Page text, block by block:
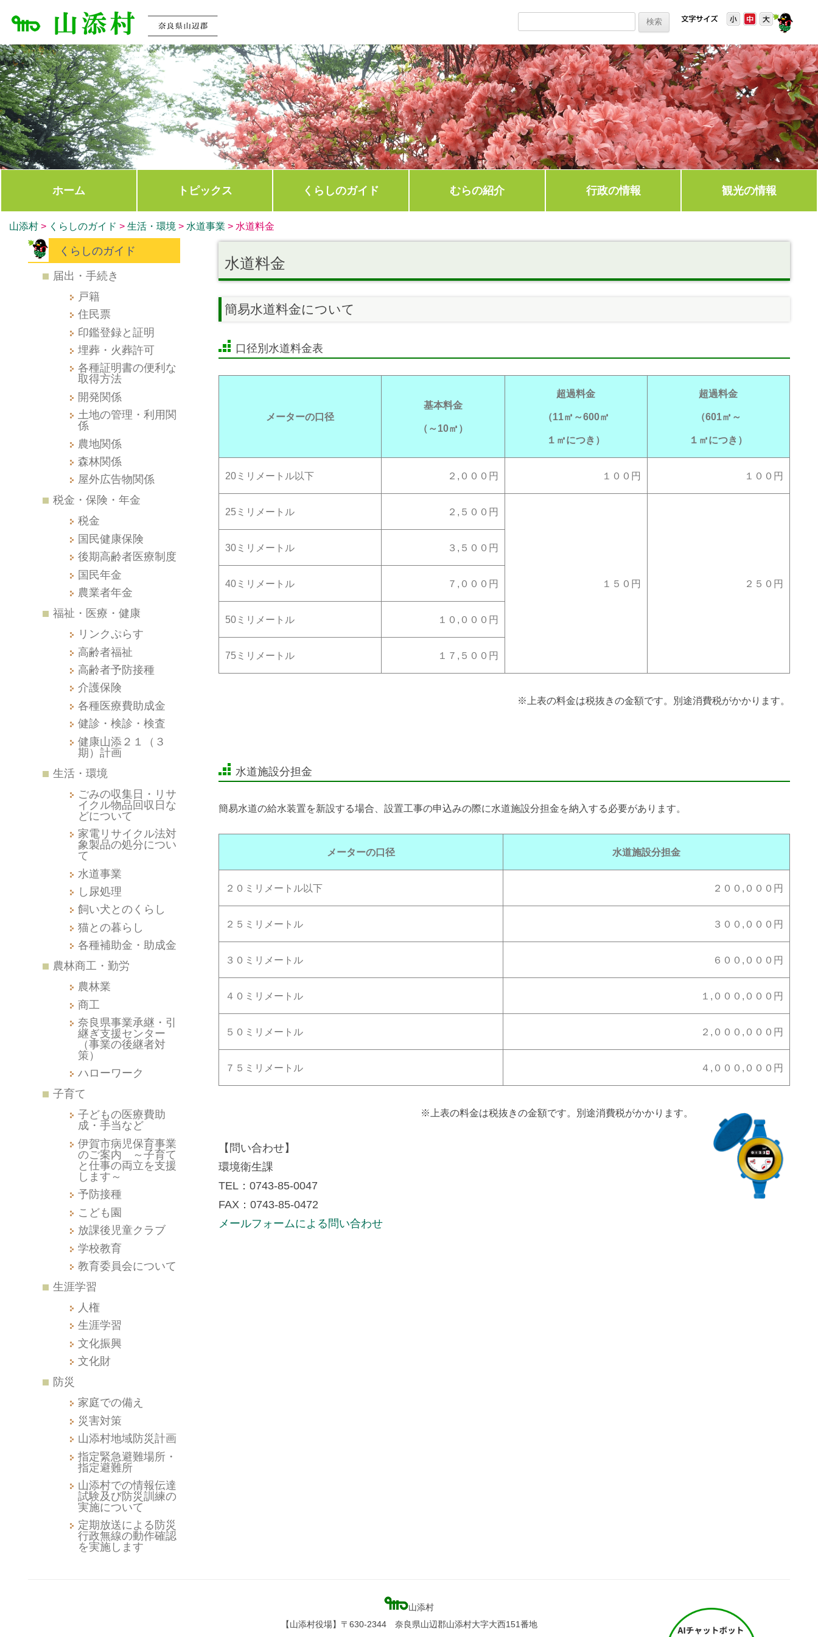
ホーム トピックス くらしのガイド むらの紹介 行政の情報 観光の情報
山添村 > くらしのガイド > 生活・環境 > 水道事業 > 水道料金
水道料金
簡易水道料金について
口径別水道料金表
メーターの口径
基本料金
（～10㎥）
超過料金
（11㎥～600㎥
１㎥につき）
超過料金
（601㎥～
１㎥につき）
20ミリメートル以下 ２,０００円 １００円 １００円
25ミリメートル ２,５００円
１５０円 ２５０円
30ミリメートル ３,５００円
40ミリメートル ７,０００円
50ミリメートル １０,０００円
75ミリメートル １７,５００円
※上表の料金は税抜きの金額です。別途消費税がかかります。
水道施設分担金
簡易水道の給水装置を新設する場合、設置工事の申込みの際に水道施設分担金を納入する必要があります。
メーターの口径 水道施設分担金
２０ミリメートル以下 ２００,０００円
２５ミリメートル ３００,０００円
３０ミリメートル ６００,０００円
４０ミリメートル １,０００,０００円
５０ミリメートル ２,０００,０００円
７５ミリメートル ４,０００,０００円
※上表の料金は税抜きの金額です。別途消費税がかかります。
【問い合わせ】
環境衛生課
TEL：0743-85-0047
FAX：0743-85-0472
メールフォームによる問い合わせ
くらしのガイド
届出・手続き
戸籍
住民票
印鑑登録と証明
埋葬・火葬許可
各種証明書の便利な
取得方法
開発関係
土地の管理・利用関
係
農地関係
森林関係
屋外広告物関係
税金・保険・年金
税金
国民健康保険
後期高齢者医療制度
国民年金
農業者年金
福祉・医療・健康
リンクぷらす
高齢者福祉
高齢者予防接種
介護保険
各種医療費助成金
健診・検診・検査
健康山添２１（３
期）計画
生活・環境
ごみの収集日・リサ
イクル物品回収日な
どについて
家電リサイクル法対
象製品の処分につい
て
水道事業
し尿処理
飼い犬とのくらし
猫との暮らし
各種補助金・助成金
農林商工・勤労
農林業
商工
奈良県事業承継・引
継ぎ支援センター
（事業の後継者対
策）
ハローワーク
子育て
子どもの医療費助
成・手当など
伊賀市病児保育事業
のご案内 ～子育て
と仕事の両立を支援
します～
予防接種
こども園
放課後児童クラブ
学校教育
教育委員会について
生涯学習
人権
生涯学習
文化振興
文化財
防災
家庭での備え
災害対策
山添村地域防災計画
指定緊急避難場所・
指定避難所
山添村での情報伝達
試験及び防災訓練の
実施について
定期放送による防災
行政無線の動作確認
を実施します
山添村
【山添村役場】〒630-2344 奈良県山辺郡山添村大字大西151番地